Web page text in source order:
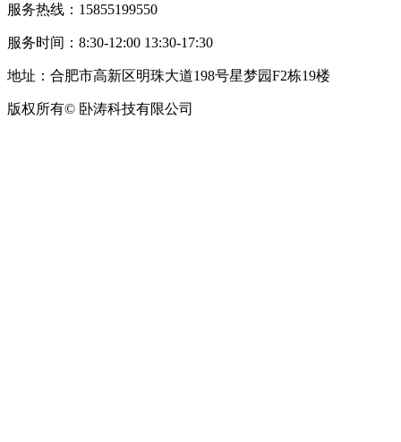
服务热线：15855199550
服务时间：8:30-12:00 13:30-17:30
地址：合肥市高新区明珠大道198号星梦园F2栋19楼
版权所有© 卧涛科技有限公司